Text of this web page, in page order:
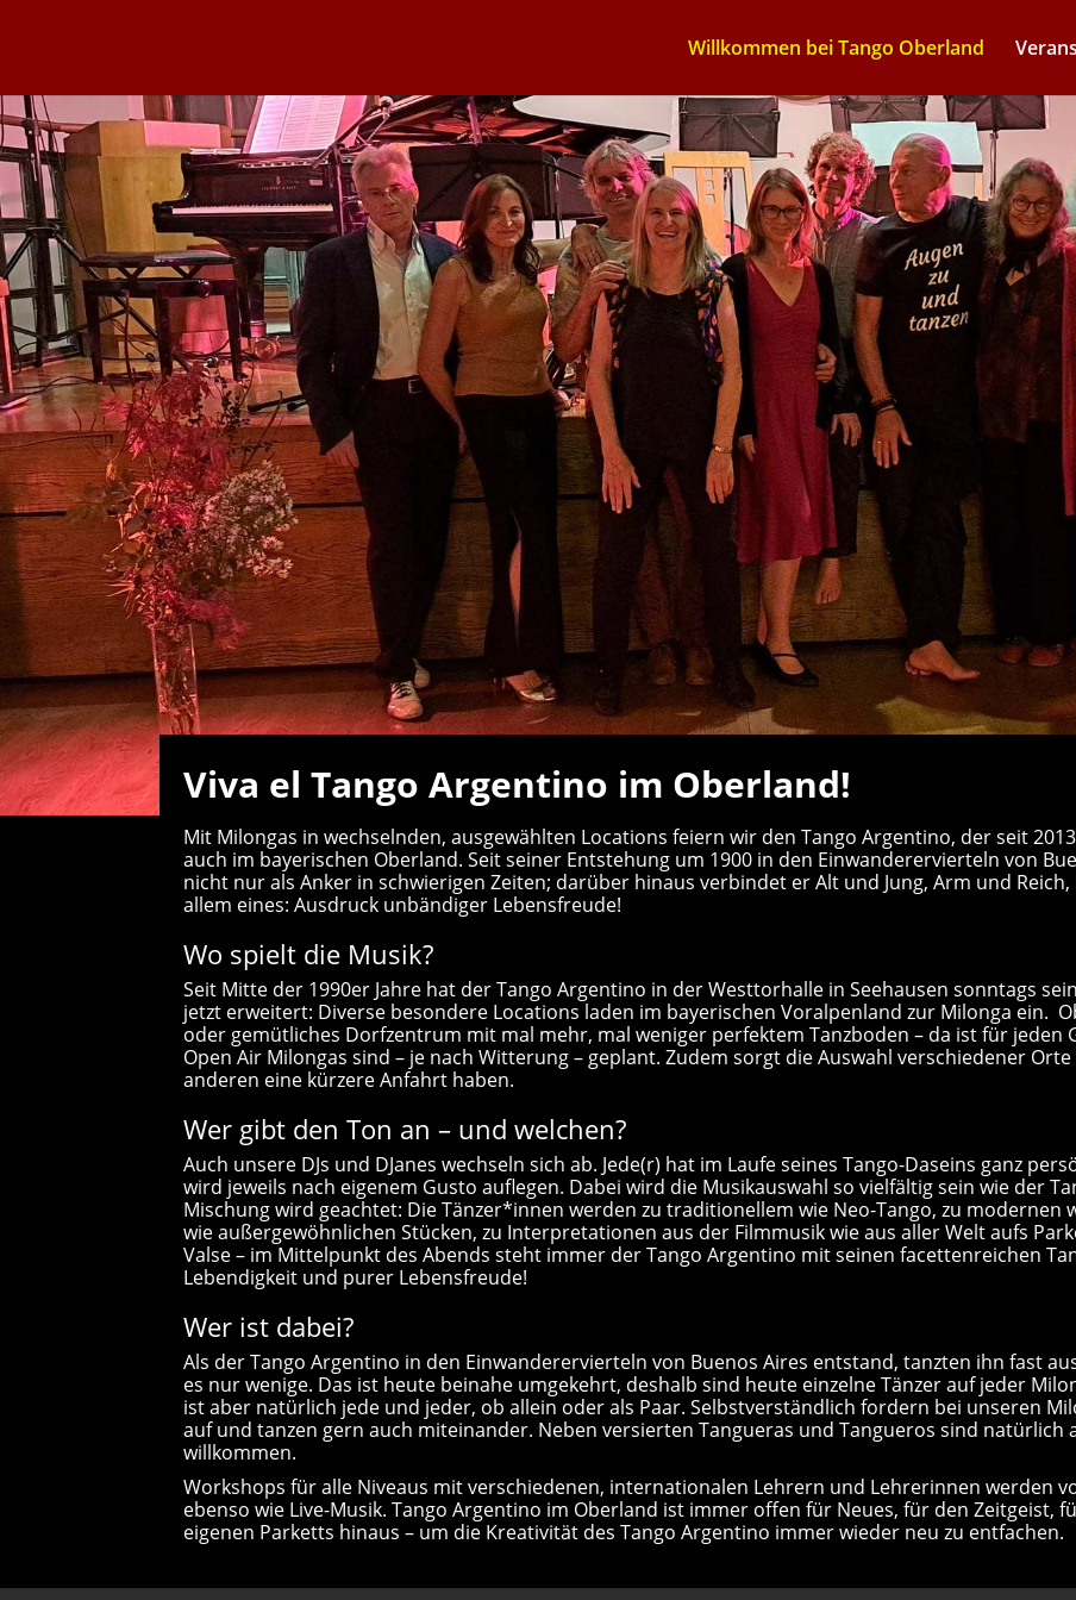
Willkommen bei Tango Oberland
Viva el Tango Argentino im Oberland!
Mit Milongas in wechselnden, ausgewählten Locations feiern wir den Tango Argentino, der seit
auch im bayerischen Oberland. Seit seiner Entstehung um 1900 in den Einwanderervierteln von
nicht nur als Anker in schwierigen Zeiten; darüber hinaus verbindet er Alt und Jung, Arm und
allem eines: Ausdruck unbändiger Lebensfreude!
Wo spielt die Musik?
Seit Mitte der 1990er Jahre hat der Tango Argentino in der Westtorhalle in Seehausen sonntags
jetzt erweitert: Diverse besondere Locations laden im bayerischen Voralpenland zur Milonga ein.
oder gemütliches Dorfzentrum mit mal mehr, mal weniger perfektem Tanzboden – da ist für jeden
Open Air Milongas sind – je nach Witterung – geplant. Zudem sorgt die Auswahl verschiedener
anderen eine kürzere Anfahrt haben.
Wer gibt den Ton an – und welchen?
Auch unsere DJs und DJanes wechseln sich ab. Jede(r) hat im Laufe seines Tango-Daseins ganz
wird jeweils nach eigenem Gusto auflegen. Dabei wird die Musikauswahl so vielfältig sein wie der
Mischung wird geachtet: Die Tänzer*innen werden zu traditionellem wie Neo-Tango, zu modernen
wie außergewöhnlichen Stücken, zu Interpretationen aus der Filmmusik wie aus aller Welt aufs
Valse – im Mittelpunkt des Abends steht immer der Tango Argentino mit seinen facettenreichen
Lebendigkeit und purer Lebensfreude!
Wer ist dabei?
Als der Tango Argentino in den Einwanderervierteln von Buenos Aires entstand, tanzten ihn fast
es nur wenige. Das ist heute beinahe umgekehrt, deshalb sind heute einzelne Tänzer auf jeder
ist aber natürlich jede und jeder, ob allein oder als Paar. Selbstverständlich fordern bei unseren
auf und tanzen gern auch miteinander. Neben versierten Tangueras und Tangueros sind
willkommen.
Workshops für alle Niveaus mit verschiedenen, internationalen Lehrern und Lehrerinnen werden
ebenso wie Live-Musik. Tango Argentino im Oberland ist immer offen für Neues, für den Zeitgeist,
eigenen Parketts hinaus – um die Kreativität des Tango Argentino immer wieder neu zu entfachen.